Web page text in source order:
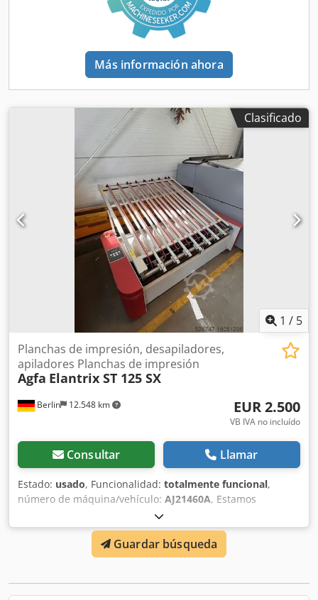
Más información ahora
Clasificado
1 / 5
Berlin 12.548 km
Planchas de impresión, desapiladores,
apiladores Planchas de impresión
Agfa Elantrix ST 125 SX
EUR 2.500
VB IVA no incluído
Consultar Llamar
Estado: usado, Funcionalidad: totalmente funcional,
número de máquina/vehículo: AJ21460A, Estamos
vendiendo aquí en cantidad 2 apiladores de Agfa de la
serie Elantrix. Funcionan perfectamente y pueden ser
recogidos inmediatamente. Chodotncgajpfx Ahaja Nuestro
precio por pieza es de 2500,- € sobre la base de
Guardar búsqueda